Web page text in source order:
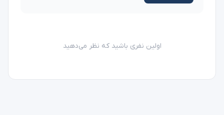
اولین نفری باشید که نظر می‌دهید